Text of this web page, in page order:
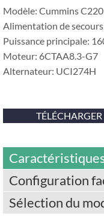
Modèle: Cummins
Alimentation de
Puissance principale:
Moteur: 6CTAA8.3-G7
Alternateur: UCI274H
TÉLÉCHARGER
Configuration
Sélection du